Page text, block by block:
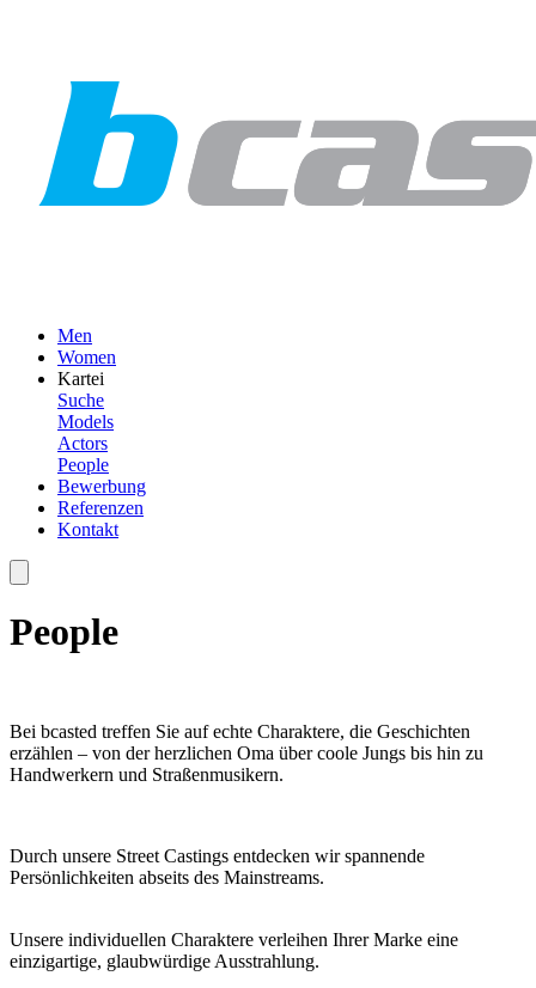
Men
Women
Kartei
Suche
Models
Actors
People
Bewerbung
Referenzen
Kontakt
People
Bei bcasted treffen Sie auf echte Charaktere, die Geschichten
erzählen – von der herzlichen Oma über coole Jungs bis hin zu
Handwerkern und Straßenmusikern.
Durch unsere Street Castings entdecken wir spannende
Persönlichkeiten abseits des Mainstreams.
Unsere individuellen Charaktere verleihen Ihrer Marke eine
einzigartige, glaubwürdige Ausstrahlung.